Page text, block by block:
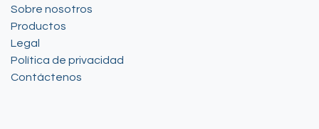
Sobre nosotros
Productos
Legal
Política de privacidad
Contáctenos